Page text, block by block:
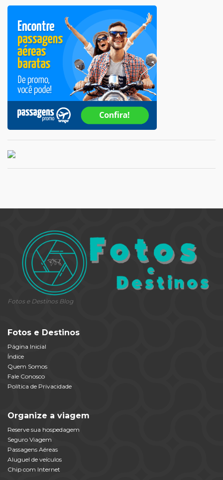
Fotos e Destinos Blog
Fotos e Destinos
Página Inicial
Índice
Quem Somos
Fale Conosco
Política de Privacidade
Organize a viagem
Reserve sua hospedagem
Seguro Viagem
Passagens Aéreas
Aluguel de veículos
Chip com Internet